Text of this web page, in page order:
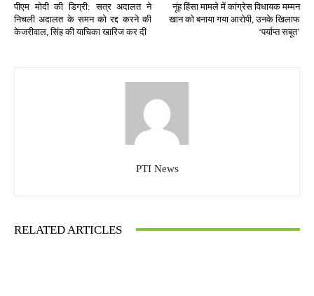
पीएम मोदी की डिग्री: सत्र अदालत ने
निचली अदालत के समन को रद्द करने की
केजरीवाल, सिंह की याचिका खारिज कर दी
नूंह हिंसा मामले में कांग्रेस विधायक मम्मन
खान को बनाया गया आरोपी, उनके खिलाफ
‘पर्याप्त सबूत’
PTI News
RELATED ARTICLES